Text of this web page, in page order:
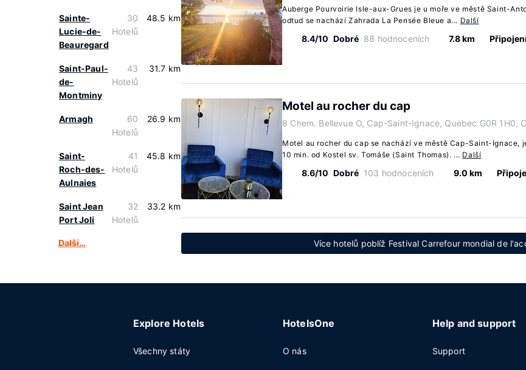
Sainte-
Lucie-de-
Beauregard
30
Hotelů
48.5 km
Saint-Paul-
de-
Montminy
43
Hotelů
31.7 km
Armagh
60
Hotelů
26.9 km
Saint-
Roch-des-
Aulnaies
41
Hotelů
45.8 km
Saint Jean
Port Joli
32
Hotelů
33.2 km
Další…
Auberge Pourvoirie Isle-aux-Grues je u moře ve městě Saint-
odtud se nachází Zahrada La Pensée Bleue a... Další
8.4/10 Dobré 88 hodnoceních 7.8 km
Motel au rocher du cap
8 Chem. Bellevue O, Cap-Saint-Ignace, Quebec G0R 1H0,
Motel au rocher du cap se nachází ve městě Cap-Saint-Ignace,
10 min. od Kostel sv. Tomáše (Saint Thomas). ... Další
8.6/10 Dobré 103 hodnoceních 9.0 km
Více hotelů poblíž Festival Carrefour mondial de
Explore Hotels
Všechny státy
HotelsOne
O nás
Help and support
Support